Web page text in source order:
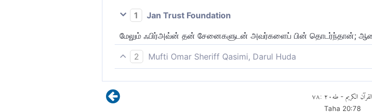
1
Jan Trust Foundation
மேலும் ஃபிர்அவ்ன் தன் சேனைகளுடன் அவர்களைப் பின் தொடர்ந்தான்;
2
Mufti Omar Sheriff Qasimi, Darul Huda
القرآن الكريم - طه٢٠:٧٨
Taha 20:78